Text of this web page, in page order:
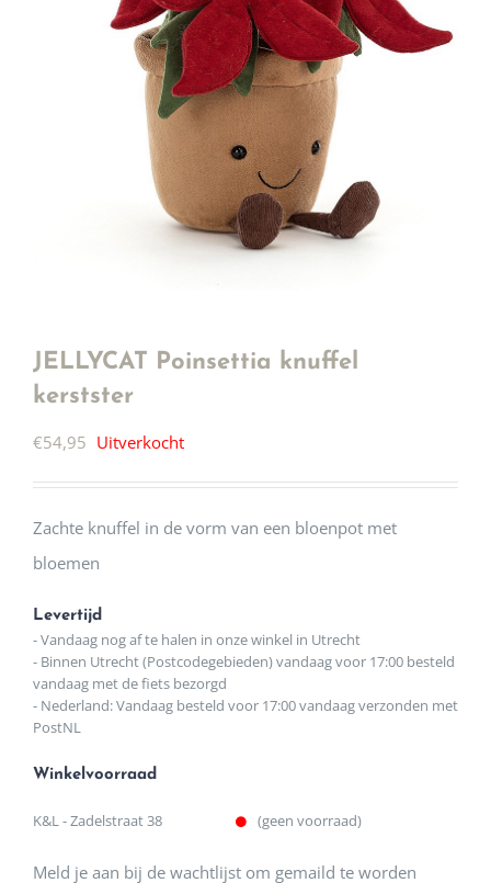
JELLYCAT Poinsettia knuffel
kerstster
€54,95 Uitverkocht
Zachte knuffel in de vorm van een bloenpot met
bloemen
Levertijd
- Vandaag nog af te halen in onze winkel in Utrecht
- Binnen Utrecht (Postcodegebieden) vandaag voor 17:00 besteld
vandaag met de fiets bezorgd
- Nederland: Vandaag besteld voor 17:00 vandaag verzonden met
PostNL
Winkelvoorraad
K&L - Zadelstraat 38 (geen voorraad)
Meld je aan bij de wachtlijst om gemaild te worden